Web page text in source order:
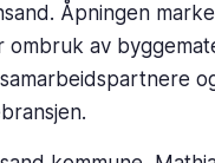
Åpningen
ombruk av